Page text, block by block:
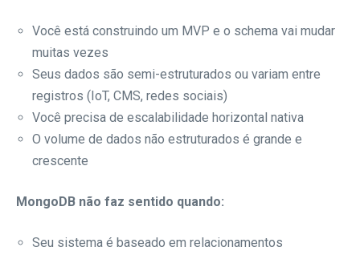
Você está construindo um MVP e o schema vai mudar
muitas vezes
Seus dados são semi-estruturados ou variam entre
registros (IoT, CMS, redes sociais)
Você precisa de escalabilidade horizontal nativa
O volume de dados não estruturados é grande e
crescente
MongoDB não faz sentido quando:
Seu sistema é baseado em relacionamentos